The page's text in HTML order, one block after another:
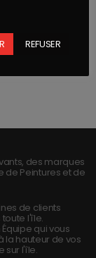
des marques
de Peintures et de
de clients
l'île.
qui vous
la hauteur de vos
sur l'île.
REFUSER